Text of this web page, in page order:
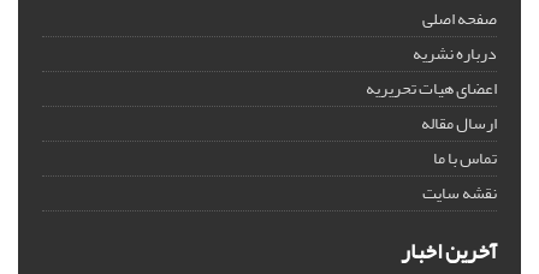
صفحه اصلی
درباره نشریه
اعضای هیات تحریریه
ارسال مقاله
تماس با ما
نقشه سایت
آخرین اخبار